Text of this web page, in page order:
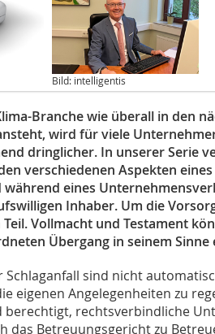
Bild: intelligentis
Branche wie überall in den
wird für viele
dringlicher. In unserer Serie
verschiedenen Aspekten
während eines
Inhaber. Um die
Vollmacht und Testament
Übergang in seinem
Schlaganfall sind nicht
eigenen Angelegenheiten zu
berechtigt, rechtsverbindliche
das Betreuungsgericht zu